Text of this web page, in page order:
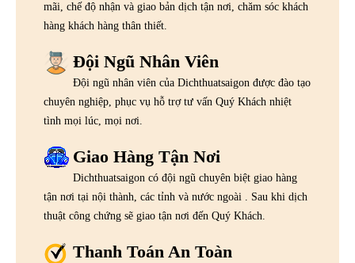
mãi, chế độ nhận và giao bản dịch tận nơi, chăm sóc khách
hàng khách hàng thân thiết.
Đội Ngũ Nhân Viên
Đội ngũ nhân viên của Dichthuatsaigon được đào tạo
chuyên nghiệp, phục vụ hỗ trợ tư vấn Quý Khách nhiệt
tình mọi lúc, mọi nơi.
Giao Hàng Tận Nơi
Dichthuatsaigon có đội ngũ chuyên biệt giao hàng
tận nơi tại nội thành, các tỉnh và nước ngoài . Sau khi dịch
thuật công chứng sẽ giao tận nơi đến Quý Khách.
Thanh Toán An Toàn